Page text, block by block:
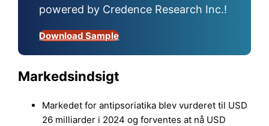
powered by Credence Research Inc.!
Download Sample
Markedsindsigt
Markedet for antipsoriatika blev vurderet til USD
26 milliarder i 2024 og forventes at nå USD